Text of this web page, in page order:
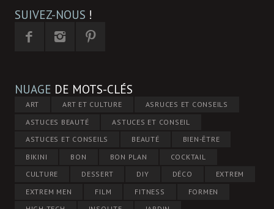
SUIVEZ-NOUS !
NUAGE DE MOTS-CLÉS
ART ART ET CULTURE
ASRUCES ET CONSEILS
ASTUCES BEAUTÉ
ASTUCES ET CONSEIL
ASTUCES ET CONSEILS
BEAUTÉ
BIEN-ÊTRE
BIKINI
BON BON PLAN
COCKTAIL
CULTURE
DESSERT DIY DÉCO
EXTREM
EXTREM MEN
FILM FITNESS
FORMEN